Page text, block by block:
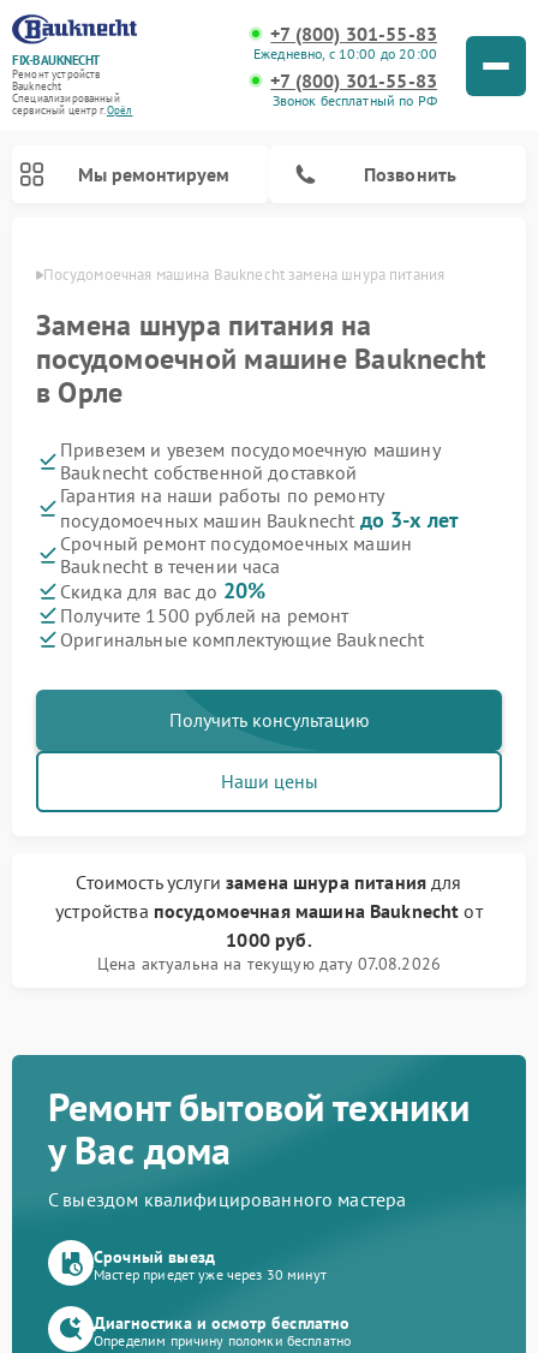
FIX-BAUKNECHT
Ремонт устройств
Bauknecht
Специализированный
cервисный центр г.Орёл
+7 (800) 301-55-83
Ежедневно, с 10:00 до 20:00
+7 (800) 301-55-83
Звонок бесплатный по РФ
Мы ремонтируем Позвонить
Посудомоечная машина Bauknecht замена шнура питания
Замена шнура питания на
посудомоечной машине Bauknecht
в Орле
Привезем и увезем посудомоечную машину
Bauknecht собственной доставкой
Гарантия на наши работы по ремонту
посудомоечных машин Bauknecht до 3-х лет
Срочный ремонт посудомоечных машин
Bauknecht в течении часа
Скидка для вас до 20%
Получите 1500 рублей на ремонт
Оригинальные комплектующие Bauknecht
Получить консультацию
Наши цены
Стоимость услуги замена шнура питаниядля
устройства посудомоечная машина Bauknecht от
1000 руб.
Цена актуальна на текущую дату 07.08.2026
Ремонт бытовой техники
у Вас дома
С выездом квалифицированного мастера
Срочный выезд
Мастер приедет уже через 30 минут
Диагностика и осмотр бесплатно
Определим причину поломки бесплатно